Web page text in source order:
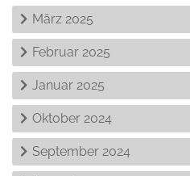
März 2025
Februar 2025
Januar 2025
Oktober 2024
September 2024